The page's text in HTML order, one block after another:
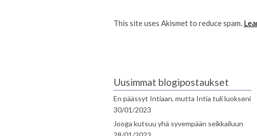
This site uses Akismet to reduce spam.
Uusimmat blogipostaukset
En päässyt Intiaan, mutta Intia tuli luokseni
30/01/2023
Jooga kutsuu yhä syvempään seikkailuun